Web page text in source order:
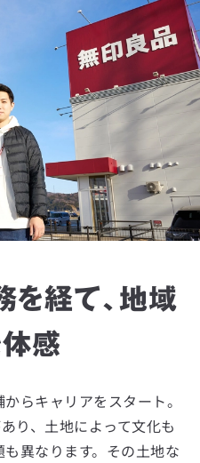
を経て、地域
感
らキャリアをスタート。
り、土地によって文化も
異なります。その土地な